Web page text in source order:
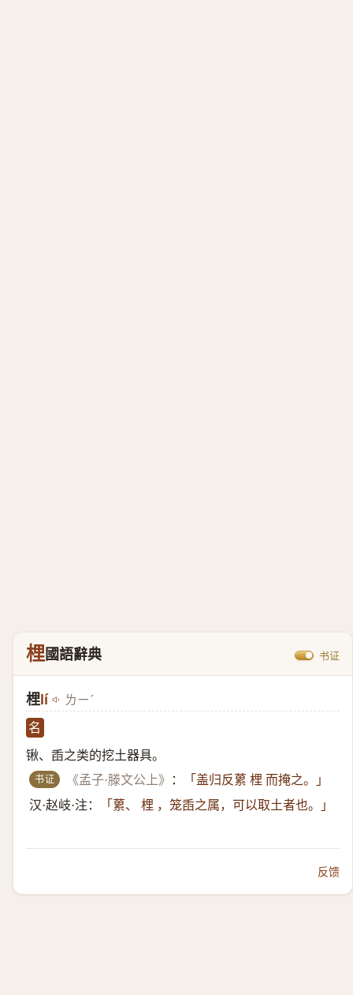
梩國語辭典 书证
梩 lí ㄌㄧˊ
名
锹、臿之类的挖土器具。
书证 《孟子·滕文公上》 ：
「盖归反蔂 梩 而掩之。」
汉·赵岐·注：
「蔂、 梩 ，笼臿之属，可以取土者也。」
反馈